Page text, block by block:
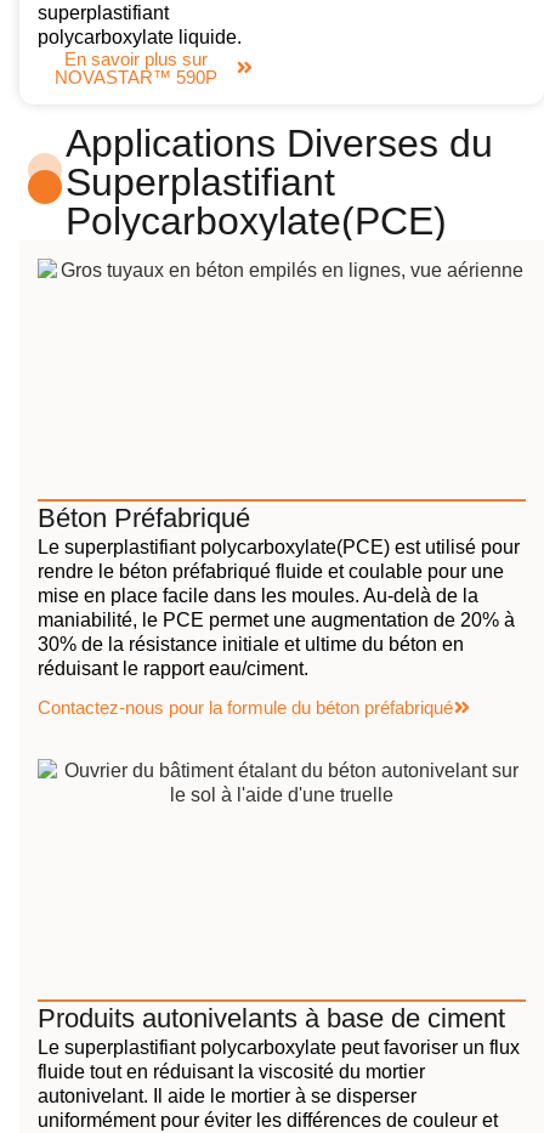
superplastifiant
polycarboxylate liquide.
En savoir plus sur
NOVASTAR™ 590P
Applications Diverses du
Superplastifiant
Polycarboxylate(PCE)
Béton Préfabriqué
Le superplastifiant polycarboxylate(PCE) est utilisé pour
rendre le béton préfabriqué fluide et coulable pour une
mise en place facile dans les moules. Au-delà de la
maniabilité, le PCE permet une augmentation de 20% à
30% de la résistance initiale et ultime du béton en
réduisant le rapport eau/ciment.
Contactez-nous pour la formule du béton préfabriqué
Produits autonivelants à base de ciment
Le superplastifiant polycarboxylate peut favoriser un flux
fluide tout en réduisant la viscosité du mortier
autonivelant. Il aide le mortier à se disperser
uniformément pour éviter les différences de couleur et